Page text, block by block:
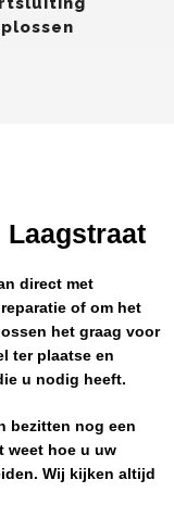
Laagstraat
direct met
of om het
het graag voor
ter plaatse en
u nodig heeft.
bezitten nog een
weet hoe u uw
Wij kijken altijd